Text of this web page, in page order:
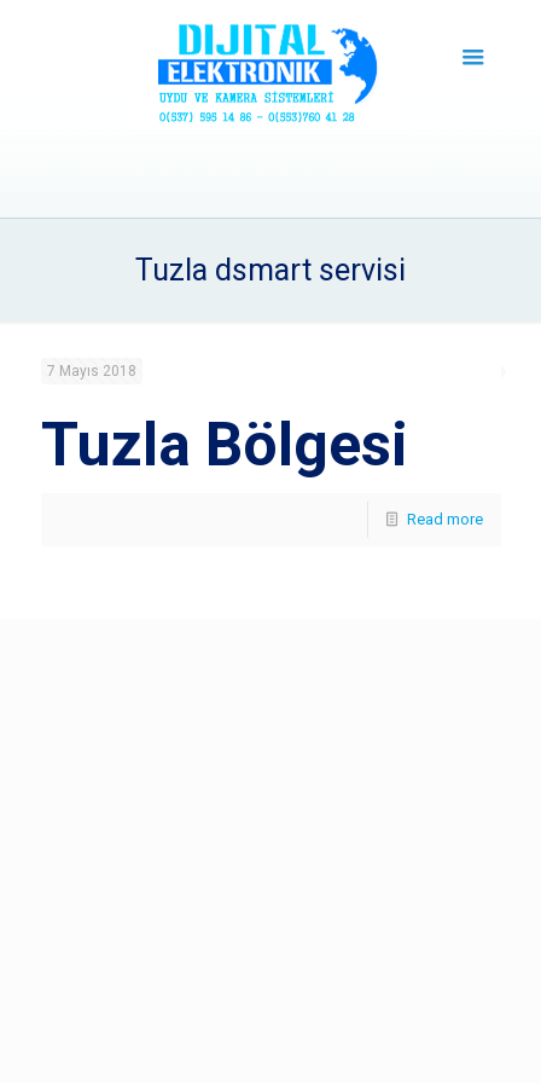
Tuzla dsmart servisi
7 Mayıs 2018
Tuzla Bölgesi
Read more